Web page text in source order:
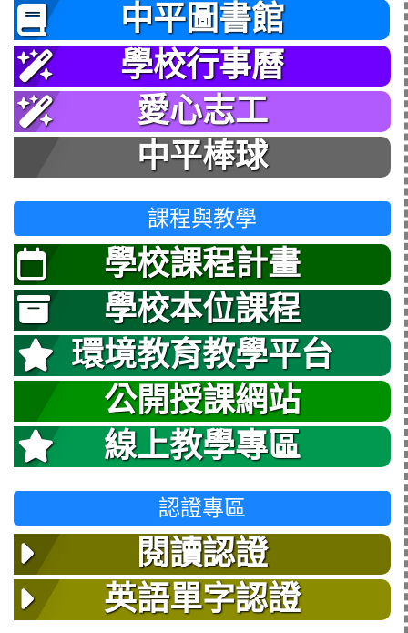
中平圖書館
學校行事曆
愛心志工
中平棒球
課程與教學
學校課程計畫
學校本位課程
環境教育教學平台
公開授課網站
線上教學專區
認證專區
閱讀認證
英語單字認證